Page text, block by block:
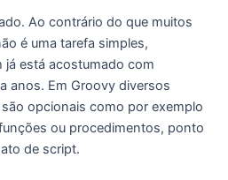
Ao contrário do que muitos
é uma tarefa simples,
já está acostumado com
anos. Em Groovy diversos
opcionais como por exemplo
ou procedimentos, ponto
de script.